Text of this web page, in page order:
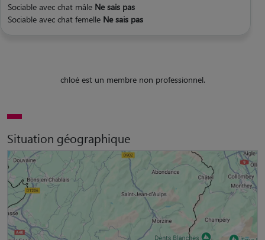
Sociable avec chat mâle Ne sais pas
Sociable avec chat femelle Ne sais pas
chloé est un membre non professionnel.
Situation géographique